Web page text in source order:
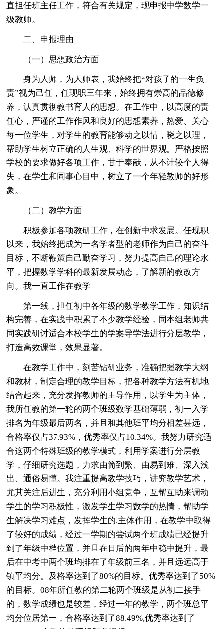
直担任班主任工作，符合有关规定，现申报中学数学一
级教师。
二、申报理由
（一）思想政治方面
身为人师，为人师表，我始终把“对孩子的一生负
责”视为己任，任现职三年来，始终拥有崇高的品德修
养，认真贯彻教书育人的思想。在工作中，以高度的责
任心，严谨的工作作风和良好的思想素养，热爱、关心
每一位学生，对学生的教育能够动之以情，晓之以理，
帮助学生树立正确的人生观、科学的世界观。严格按照
学校的要求做好各项工作，甘于奉献，从不计较个人得
失，在学生和同事心目中，树立了一个年轻教师的好形
象。
（二）教学方面
积极参加各项教研工作，在创新中求发展。任现职
以来，我始终把成为一名学者型的老师作为自己的奋斗
目标，不断鞭策自己勤奋学习，努力提高自己的理论水
平，把握数学学科的最新发展动态，了解新的教改方
向。我一直工作在教学
第一线，担任初中各年级的数学教学工作，知识结
构完善，在实践中积累了不少教学经验，同本组老师共
同实践研讨适合本校学生的学案导学法进行分层教学，
打造高效课堂，效果显著。
在教学工作中，刻苦钻研业务，准确把握教学大纲
和教材，制定合理的教学目标，把各种教学方法有机地
结合起来，充分发挥教师的主导作用，以学生为主体，
我所任教的第一轮的两个班级数学基础薄弱，初一入学
排名为年级最后两名，并且和其他班平均分相差甚远，
合格率仅占37.93%，优秀率仅占10.34%。我努力研究适
合这两个特殊班级的教学模式，利用学案进行分层教
学，仔细研究选题，力求由简到繁、由易到难、深入浅
出、通俗易懂。我注重提高教学技巧，讲究教学艺术，
尤其关注后进生，充分利用小组竞争，互帮互助来调动
学生的学习积极性，激发学生学习数学的热情，帮助学
生解决学习难点，发挥学生的.主体作用，在教学中取得
了较好的成绩，经过一学期的尝试两个班成绩已经提升
到了年级中档位置，并且在日后的两年中稳中提升，最
后在中考中两个班均排在了年级前三名，并且远远高于
镇平均分。及格率达到了80%的目标。优秀率达到了50%
的目标。08年所任教的第二轮两个班级是从初二接手
的，数学成绩也是较差，经过一年的教学，两个班总平
均分位居第一，合格率达到了88.49%,优秀率达到了